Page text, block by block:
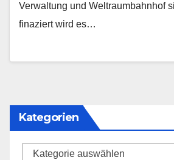
Verwaltung und Weltraumbahnhof
finaziert wird es…
Kategorien
Kategorien